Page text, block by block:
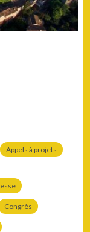
Appels à projets
Congrès